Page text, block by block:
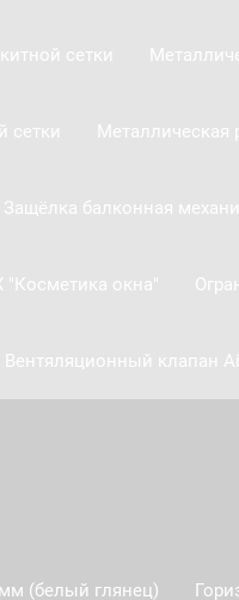
сетки
сетки Металлическая
Защёлка балконная
"Косметика окна"
Вентяляционный клапан
(белый глянец)